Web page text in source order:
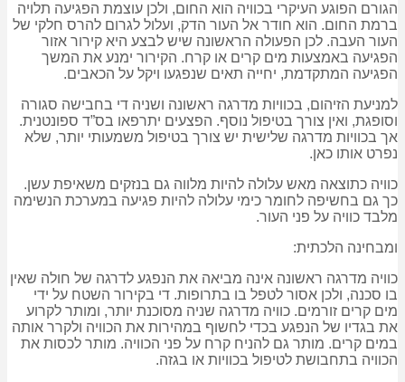
הגורם הפוגע העיקרי בכוויה הוא החום, ולכן עוצמת הפגיעה תלויה
ברמת החום. הוא חודר אל העור הדק, ועלול לגרום להרס חלקי של
העור העבה. לכן הפעולה הראשונה שיש לבצע היא קירור אזור
הפגיעה באמצעות מים קרים או קרח. הקירור ימנע את המשך
הפגיעה המתקדמת, יחייה תאים שנפגעו ויקל על הכאבים.
למניעת הזיהום, בכוויות מדרגה ראשונה ושניה די בחבישה סגורה
וסופגת, ואין צורך בטיפול נוסף. הפצעים יתרפאו בס”ד ספונטנית.
אך בכוויות מדרגה שלישית יש צורך בטיפול משמעותי יותר, שלא
נפרט אותו כאן.
כוויה כתוצאה מאש עלולה להיות מלווה גם בנזקים משאיפת עשן.
כך גם בחשיפה לחומר כימי עלולה להיות פגיעה במערכת הנשימה
מלבד כוויה על פני העור.
ומבחינה הלכתית:
כוויה מדרגה ראשונה אינה מביאה את הנפגע לדרגה של חולה שאין
בו סכנה, ולכן אסור לטפל בו בתרופות. די בקירור השטח על ידי
מים קרים זורמים. כוויה מדרגה שניה מסוכנת יותר, ומותר לקרוע
את בגדיו של הנפגע בכדי לחשוף במהירות את הכוויה ולקרר אותה
במים קרים. מותר גם להניח קרח על פני הכוויה. מותר לכסות את
הכוויה בתחבושת לטיפול בכוויות או בגזה.